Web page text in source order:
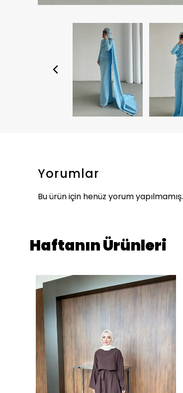
Yorumlar
Bu ürün için henüz yorum yapılmamış.
Haftanın Ürünleri